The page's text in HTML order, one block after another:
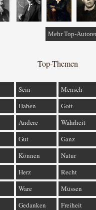
Mehr Top-
Top-Themen
Sein Mensch
Haben Gott
Andere Wahrheit
Gut Ganz
Können Natur
Herz Recht
Ware Müssen
Gedanken Freiheit